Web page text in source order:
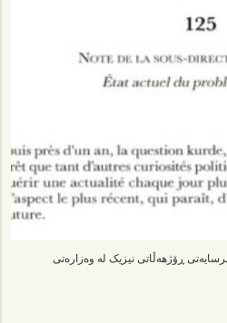
ڕۆژهەڵاتی نیزیک لە وەزارەتی